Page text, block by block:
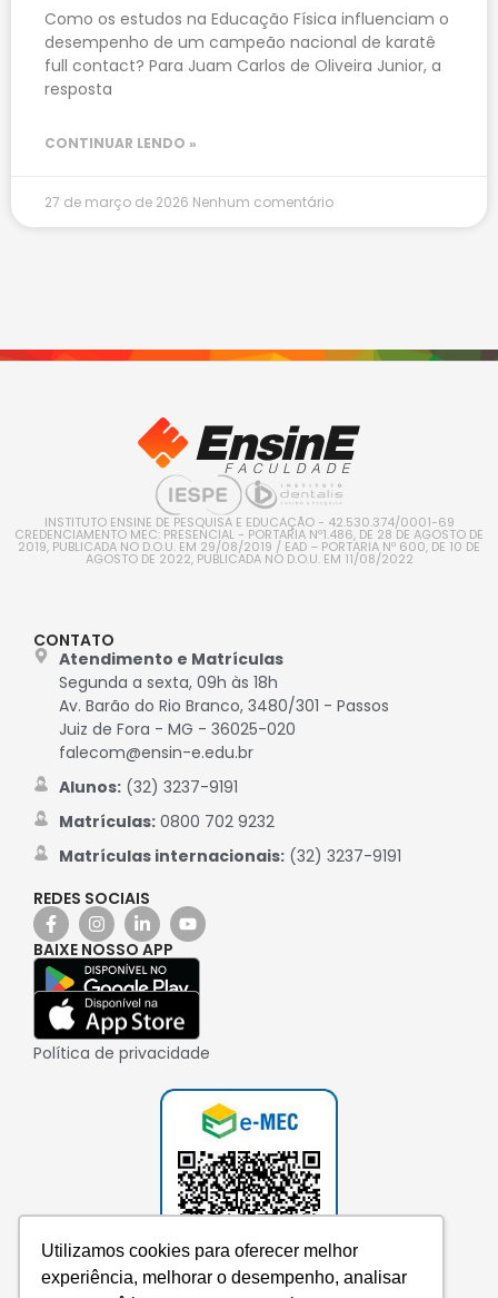
Utilizamos cookies para oferecer melhor
experiência, melhorar o desempenho, analisar
Como os estudos na Educação Física influenciam o
desempenho de um campeão nacional de karatê
full contact? Para Juam Carlos de Oliveira Junior, a
resposta
CONTINUAR LENDO »
27 de março de 2026 Nenhum comentário
INSTITUTO ENSINE DE PESQUISA E EDUCAÇÃO - 42.530.374/0001-69
CREDENCIAMENTO MEC: PRESENCIAL - PORTARIA Nº1.486, DE 28 DE AGOSTO DE
2019, PUBLICADA NO D.O.U. EM 29/08/2019 / EAD – PORTARIA Nº 600, DE 10 DE
AGOSTO DE 2022, PUBLICADA NO D.O.U. EM 11/08/2022
CONTATO
Atendimento e Matrículas
Segunda a sexta, 09h às 18h
Av. Barão do Rio Branco, 3480/301 - Passos
Juiz de Fora - MG - 36025-020
falecom@ensin-e.edu.br
Alunos:(32) 3237-9191
Matrículas:0800 702 9232
Matrículas internacionais:(32) 3237-9191
REDES SOCIAIS
BAIXE NOSSO APP
Política de privacidade